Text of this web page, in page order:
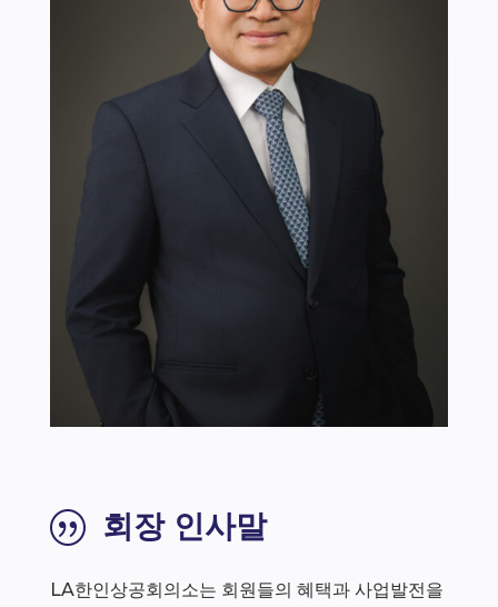
| 회장 인사말
LA한인상공회의소는 회원들의 혜택과 사업발전을